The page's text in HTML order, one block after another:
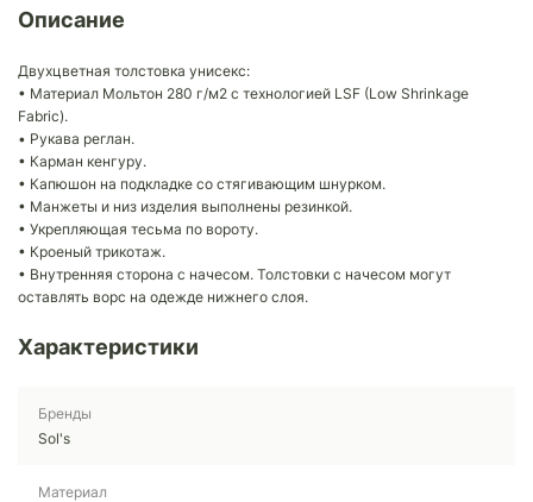
Описание
Двухцветная толстовка унисекс:
• Материал Мольтон 280 г/м2 с технологией LSF (Low Shrinkage
Fabric).
• Рукава реглан.
• Карман кенгуру.
• Капюшон на подкладке со стягивающим шнурком.
• Манжеты и низ изделия выполнены резинкой.
• Укрепляющая тесьма по вороту.
• Кроеный трикотаж.
• Внутренняя сторона с начесом. Толстовки с начесом могут
оставлять ворс на одежде нижнего слоя.
Характеристики
Бренды
Sol's
Материал